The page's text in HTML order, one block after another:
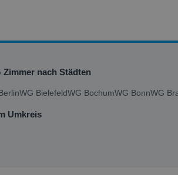
Zimmer nach Städten
WG BielefeldWG BochumWG BonnWG
Umkreis